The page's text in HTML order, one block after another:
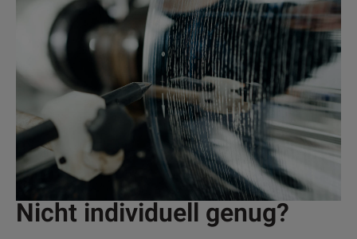
Nicht individuell genug?